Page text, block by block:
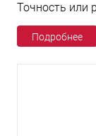
Точность или
Подробнее